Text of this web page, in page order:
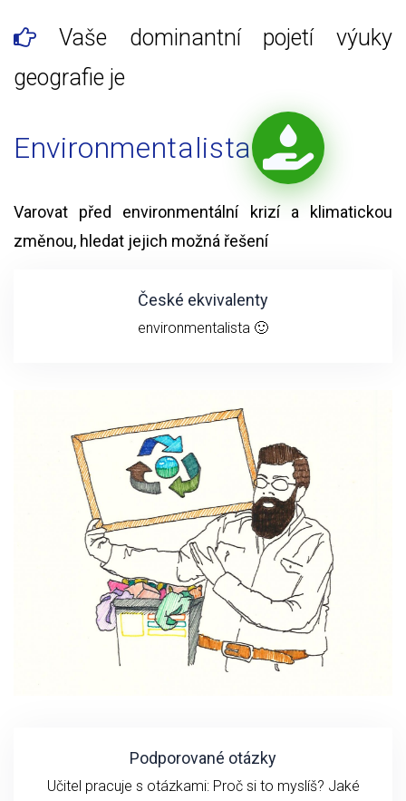
Vaše dominantní pojetí výuky
geografie je
Environmentalista
Varovat před environmentální krizí a klimatickou
změnou, hledat jejich možná řešení
České ekvivalenty
environmentalista 🙂
Podporované otázky
Učitel pracuje s otázkami: Proč si to myslíš? Jaké